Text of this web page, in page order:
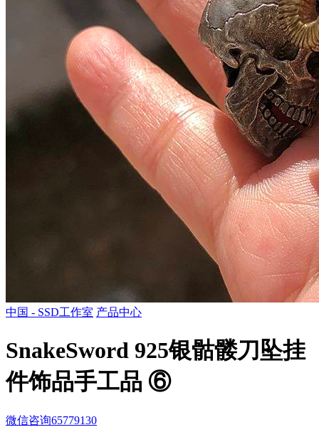
中国 - SSD工作室 产品中心
SnakeSword 925银骷髅刀坠挂
件饰品手工品 ⑥
微信咨询65779130